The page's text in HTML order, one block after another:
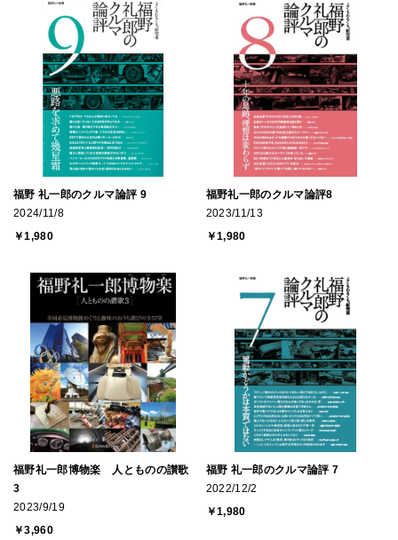
福野 礼一郎のクルマ論評 9
2024/11/8
￥1,980
福野礼一郎のクルマ論評8
2023/11/13
￥1,980
福野礼一郎博物楽 人とものの讃歌
3
2023/9/19
￥3,960
福野 礼一郎のクルマ論評 7
2022/12/2
￥1,980